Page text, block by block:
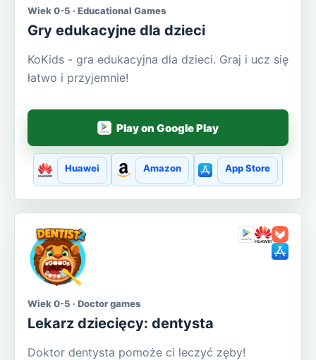
Wiek 0-5 · Educational Games
Gry edukacyjne dla dzieci
KoKids - gra edukacyjna dla dzieci. Graj i ucz się
łatwo i przyjemnie!
Play on Google Play
Huawei Amazon App Store
Wiek 0-5 · Doctor games
Lekarz dziecięcy: dentysta
Doktor dentysta pomoże ci leczyć zęby!